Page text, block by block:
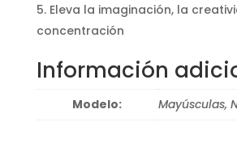
Eleva la imaginación, la
concentración
Información
Modelo: Mayúsculas,